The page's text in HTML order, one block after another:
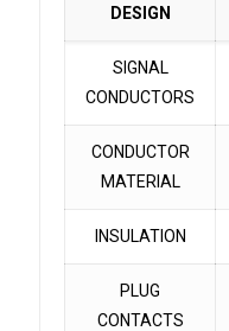
DESIGN
SIGNAL
CONDUCTORS
CONDUCTOR
MATERIAL
INSULATION
PLUG
CONTACTS